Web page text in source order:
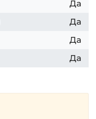
Да
Да
Да
Да